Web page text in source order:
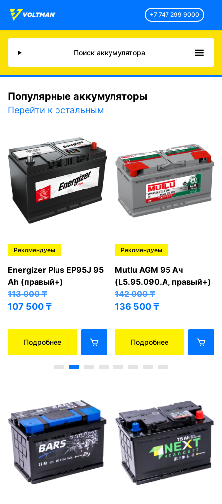
+7 747 299 9000
Поиск аккумулятора
Популярные аккумуляторы
Перейти к остальным
Рекомендуем
Energizer Plus EP95J 95
Ah (правый+)
113 000₸
107 500₸
Подробнее
Рекомендуем
Mutlu AGM 95 Ач
(L5.95.090.A, правый+)
142 000₸
136 500₸
Подробнее